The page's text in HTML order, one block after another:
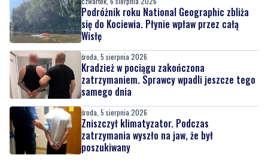
środa, 5 sierpnia 2026
Kradzież w pociągu zakończona
zatrzymaniem. Sprawcy wpadli jeszcze tego
samego dnia
środa, 5 sierpnia 2026
Zniszczył klimatyzator. Podczas
zatrzymania wyszło na jaw, że był
poszukiwany
środa, 5 sierpnia 2026
Mediana wynagrodzeń w Polsce przekroczyła
7,6 tys. zł